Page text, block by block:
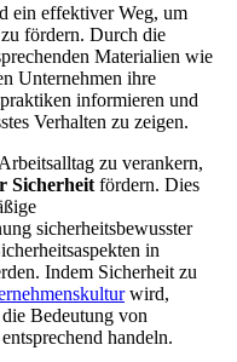
ein effektiver Weg, um
fördern. Durch die
Materialien wie
Unternehmen ihre
informieren und
Verhalten zu zeigen.
zu verankern,
Sicherheit fördern. Dies
sicherheitsbewusster
in
Indem Sicherheit zu
wird,
Bedeutung von
handeln.